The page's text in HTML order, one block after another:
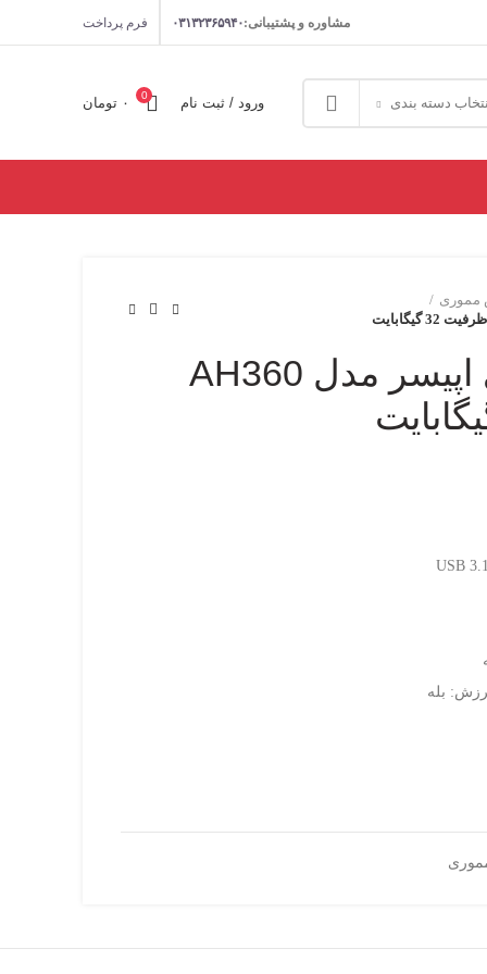
مشاوره و پشتیبانی:۰۳۱۳۲۳۶۵۹۴۰ فرم پرداخت
دسته بندی ورود / ثبت نام 0 ۰ تومان
مموری
فلش مموری اپیسر مدل AH360
بله